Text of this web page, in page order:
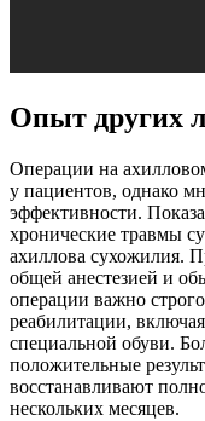
Опыт других
Операции на
у пациентов, однако
эффективности.
хронические травмы
ахиллова сухожилия.
общей анестезией и
операции важно
реабилитации,
специальной обуви.
положительные
восстанавливают
нескольких месяцев.